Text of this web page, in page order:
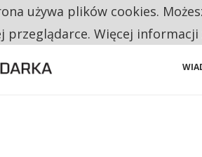
ZŁOTÓWKĘ Z EMERYTURY SENIORZY
używa plików cookies.
przeglądarce. Więcej informacji